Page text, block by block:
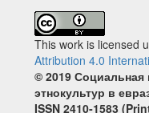
This work is licensed
Attribution 4.0
© 2019 Социальная
этнокультур в
ISSN 2410‐1583